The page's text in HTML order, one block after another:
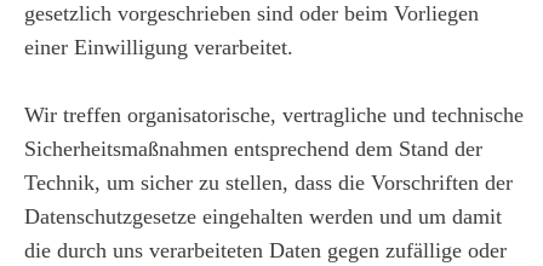
gesetzlich vorgeschrieben sind oder beim Vorliegen
einer Einwilligung verarbeitet.
Wir treffen organisatorische, vertragliche und technische
Sicherheitsmaßnahmen entsprechend dem Stand der
Technik, um sicher zu stellen, dass die Vorschriften der
Datenschutzgesetze eingehalten werden und um damit
die durch uns verarbeiteten Daten gegen zufällige oder